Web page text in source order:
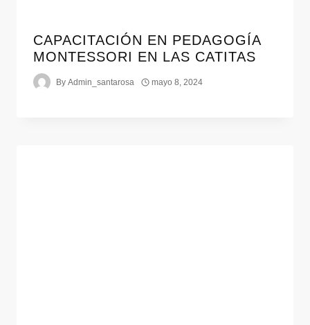
CAPACITACIÓN EN PEDAGOGÍA
MONTESSORI EN LAS CATITAS
By Admin_santarosa mayo 8, 2024